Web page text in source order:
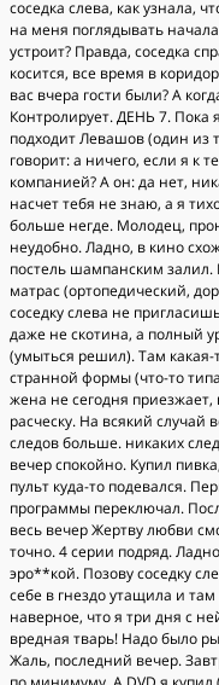
соседка слева, как узнала,
на меня поглядывать
устроит? Правда, соседка
косится, все время в
вас вчера гости были? А
Контролирует. ДЕНЬ 7. Пока
подходит Левашов (один из
говорит: а ничего, если я к
компанией? А он: да нет,
насчет тебя не знаю, а я
больше негде. Молодец,
неудобно. Ладно, в кино
постель шампанским
матрас (ортопедический,
соседку слева не
даже не скотина, а полный
(умыться решил). Там
странной формы (что-то
жена не сегодня
расческу. На всякий случай
следов больше. никаких
вечер спокойно. Купил
пульт куда-то подевался.
программы переключал.
весь вечер Жертву любви
точно. 4 серии подряд.
эро**кой. Позову соседку
себе в гнездо утащила и
наверное, что я три дня с
вредная тварь! Надо было
Жаль, последний вечер.